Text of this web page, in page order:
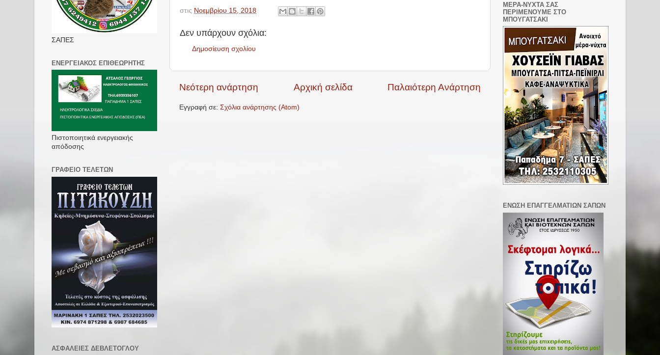
στις Νοεμβρίου 15, 2018
Δεν υπάρχουν σχόλια:
Δημοσίευση σχολίου
Νεότερη ανάρτηση Παλαιότερη Ανάρτηση
Αρχική σελίδα
Εγγραφή σε: Σχόλια ανάρτησης (Atom)
ΣΑΠΕΣ
ΕΝΕΡΓΕΙΑΚΟΣ ΕΠΙΘΕΩΡΗΤΗΣ
Πιστοποιητικά ενεργειακής
απόδοσης
ΓΡΑΦΕΙΟ ΤΕΛΕΤΩΝ
ΑΣΦΑΛΕΙΕΣ ΔΕΒΛΕΤΟΓΛΟΥ
ΜΕΡΑ-ΝΥΧΤΑ ΣΑΣ
ΠΕΡΙΜΕΝΟΥΜΕ ΣΤΟ
ΜΠΟΥΓΑΤΣΑΚΙ
ΕΝΩΣΗ ΕΠΑΓΓΕΛΜΑΤΙΩΝ ΣΑΠΩΝ